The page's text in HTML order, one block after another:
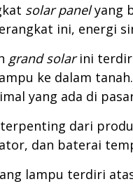
solar panelyang
ini, energi
grand solarini terdiri
ke dalam
yang ada di
dari
dan baterai
lampu terdiri